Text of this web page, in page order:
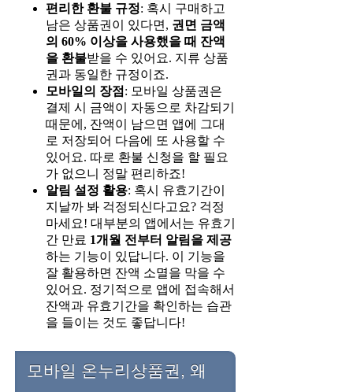
편리한 환불 규정: 혹시 구매하고
남은 상품권이 있다면, 권면 금액
의 60% 이상을 사용했을 때 잔액
을 환불받을 수 있어요. 지류 상품
권과 동일한 규정이죠.
모바일의 장점 : 모바일 상품권은
결제 시 금액이 자동으로 차감되기
때문에, 잔액이 남으면 앱에 그대
로 저장되어 다음에 또 사용할 수
있어요. 따로 환불 신청을 할 필요
가 없으니 정말 편리하죠!
알림 설정 활용: 혹시 유효기간이
지날까 봐 걱정되신다고요? 걱정
마세요! 대부분의 앱에서는 유효기
간 만료 1개월 전부터 알림을 제공
하는 기능이 있답니다. 이 기능을
잘 활용하면 잔액 소멸을 막을 수
있어요. 정기적으로 앱에 접속해서
잔액과 유효기간을 확인하는 습관
을 들이는 것도 좋답니다!
모바일 온누리상품권, 왜